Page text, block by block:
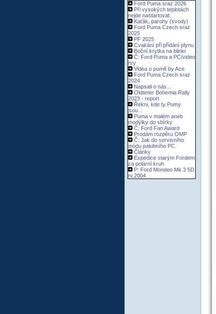
Ford Puma sraz 2026
Při vysokých teplotách
nejde nastartovat.
Kaťák, parohy (svody)
Ford Puma Czech sraz
2025
PF 2025
Cvakání při přidání plynu
Boční krytka na blinkr
Č: Ford Puma a PC/video
hry
Videa o pumě by Ace
Ford Puma Czech sraz
2024
Napsali o nás...
Oldtimer Bohemia Rally
2023 - report
Řekni, kde ty Pumy
jsou...
Puma v malém aneb
modýlky do sbírky
Č: Ford Fan Award
Prodám rozpěru OMP
Č: Jak do servisního
módu palubního PC
Články
Expedice starým Fordem
za polární kruh
P: Ford Mondeo Mk.3 5D
rv.2004